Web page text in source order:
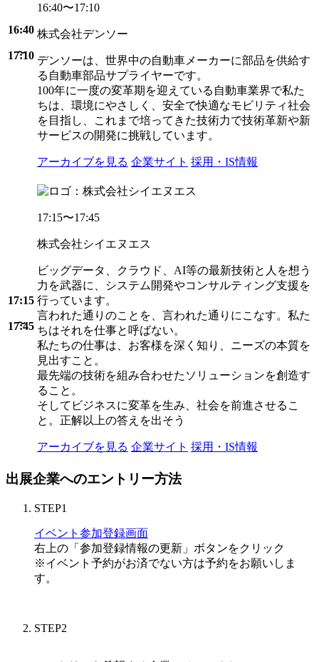
16:40
17:10
16:40〜17:10
株式会社デンソー
デンソーは、世界中の自動車メーカーに部品を供給す
る自動車部品サプライヤーです。
100年に一度の変革期を迎えている自動車業界で私た
ちは、環境にやさしく、安全で快適なモビリティ社会
を目指し、これまで培ってきた技術力で技術革新や新
サービスの開発に挑戦しています。
アーカイブを見る 企業サイト 採用・IS情報
17:15
17:45
17:15〜17:45
株式会社シイエヌエス
ビッグデータ、クラウド、AI等の最新技術と人を想う
力を武器に、システム開発やコンサルティング支援を
行っています。
言われた通りのことを、言われた通りにこなす。私た
ちはそれを仕事と呼ばない。
私たちの仕事は、お客様を深く知り、ニーズの本質を
見出すこと。
最先端の技術を組み合わせたソリューションを創造す
ること。
そしてビジネスに変革を生み、社会を前進させるこ
と。正解以上の答えを出そう
アーカイブを見る 企業サイト 採用・IS情報
出展企業へのエントリー方法
STEP1
イベント参加登録画面
右上の「参加登録情報の更新」ボタンをクリック
※イベント予約がお済でない方は予約をお願いしま
す。
STEP2